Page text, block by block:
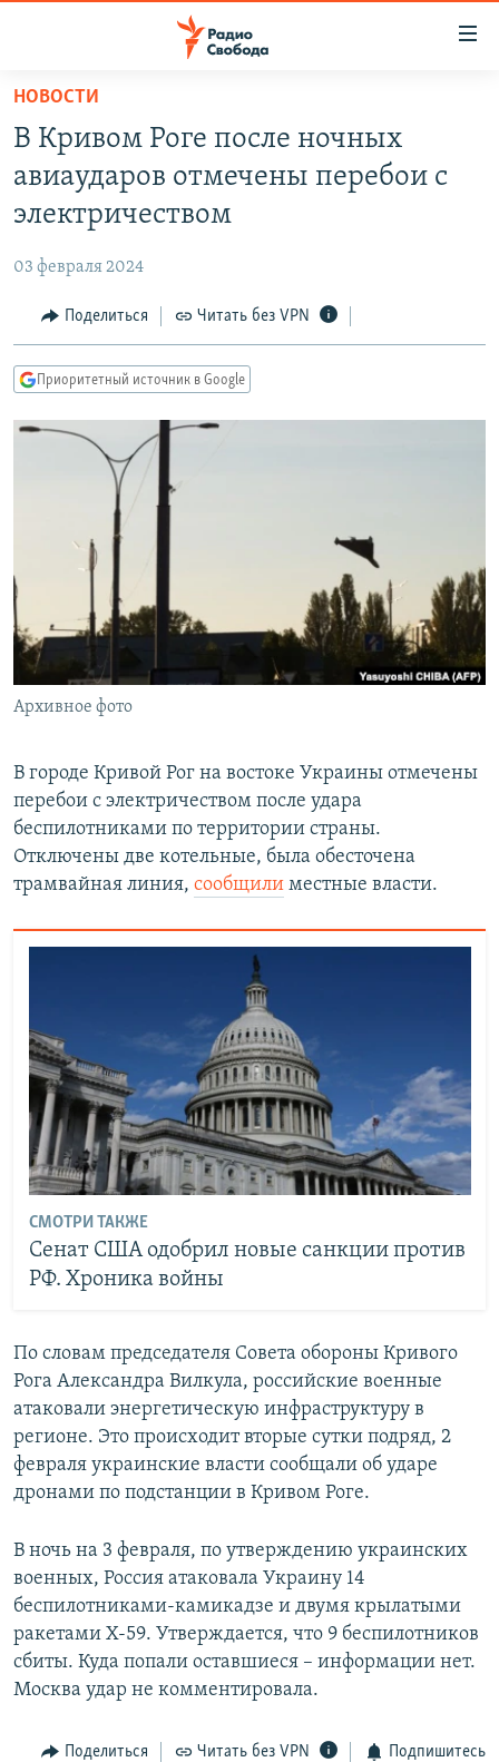
упрощенного
доступа
основному
Вернутся
Вернутся
ПОДКАСТЫ
АВТОРСКИЕ ПРОЕКТЫ
МНЕНИЯ
КУЛЬТУРА
КАВКАЗ.РЕАЛИИ
СЕВЕР.РЕАЛИИ
СИБИРЬ.РЕАЛИИ
РАСПИСАНИЕ ВЕЩАНИЯ
ПОДПИШИТЕСЬ НА РАССЫЛКУ
СОЦИАЛЬНЫЕ СЕТИ
Все сайты РСЕ/РС
НОВОСТИ
В Кривом Роге после ночных
авиаударов отмечены перебои с
электричеством
03 февраля 2024
Поделиться Читать без VPN
Приоритетный источник в Google
Архивное фото
В городе Кривой Рог на востоке Украины отмечены
перебои с электричеством после удара
беспилотниками по территории страны.
Отключены две котельные, была обесточена
трамвайная линия, сообщили местные власти.
СМОТРИ ТАКЖЕ
Сенат США одобрил новые санкции против
РФ. Хроника войны
По словам председателя Совета обороны Кривого
Рога Александра Вилкула, российские военные
атаковали энергетическую инфраструктуру в
регионе. Это происходит вторые сутки подряд, 2
февраля украинские власти сообщали об ударе
дронами по подстанции в Кривом Роге.
В ночь на 3 февраля, по утверждению украинских
военных, Россия атаковала Украину 14
беспилотниками-камикадзе и двумя крылатыми
ракетами Х-59. Утверждается, что 9 беспилотников
сбиты. Куда попали оставшиеся – информации нет.
Москва удар не комментировала.
Поделиться Читать без VPN Подпишитесь